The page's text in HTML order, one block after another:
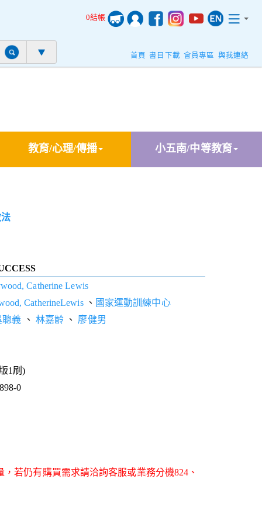
0結帳
首頁 書目下載 會員專區 與我連絡
教育/心理/傳播 小五南/中等教育
Catherine Lewis
CatherineLewis 、 國家運動訓練中心
聰義 、 林嘉齡 、 廖健男
1刷)
0
若仍有購買需求請洽詢客服或業務分機824、